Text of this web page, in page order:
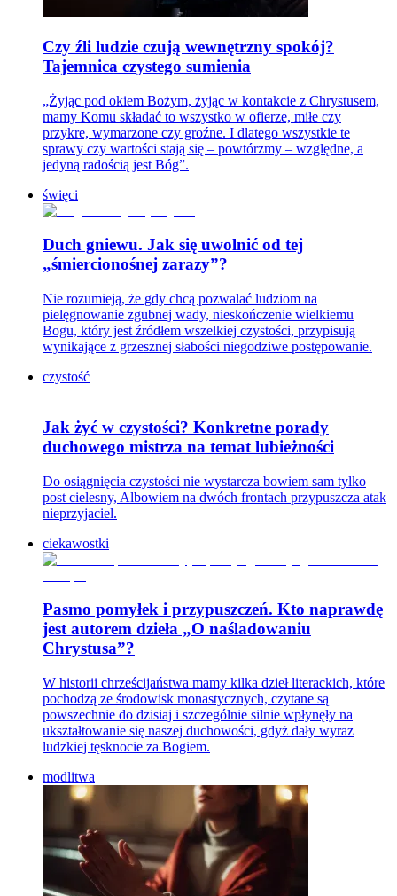
Czy źli ludzie czują wewnętrzny spokój?
Tajemnica czystego sumienia
„Żyjąc pod okiem Bożym, żyjąc w kontakcie z Chrystusem,
mamy Komu składać to wszystko w ofierze, miłe czy
przykre, wymarzone czy groźne. I dlatego wszystkie te
sprawy czy wartości stają się – powtórzmy – względne, a
jedyną radością jest Bóg”.
święci
Duch gniewu. Jak się uwolnić od tej
„śmiercionośnej zarazy”?
Nie rozumieją, że gdy chcą pozwalać ludziom na
pielęgnowanie zgubnej wady, nieskończenie wielkiemu
Bogu, który jest źródłem wszelkiej czystości, przypisują
wynikające z grzesznej słabości niegodziwe postępowanie.
czystość
Jak żyć w czystości? Konkretne porady
duchowego mistrza na temat lubieżności
Do osiągnięcia czystości nie wystarcza bowiem sam tylko
post cielesny, Albowiem na dwóch frontach przypuszcza atak
nieprzyjaciel.
ciekawostki
Pasmo pomyłek i przypuszczeń. Kto naprawdę
jest autorem dzieła „O naśladowaniu
Chrystusa”?
W historii chrześcijaństwa mamy kilka dzieł literackich, które
pochodzą ze środowisk monastycznych, czytane są
powszechnie do dzisiaj i szczególnie silnie wpłynęły na
ukształtowanie się naszej duchowości, gdyż dały wyraz
ludzkiej tęsknocie za Bogiem.
modlitwa